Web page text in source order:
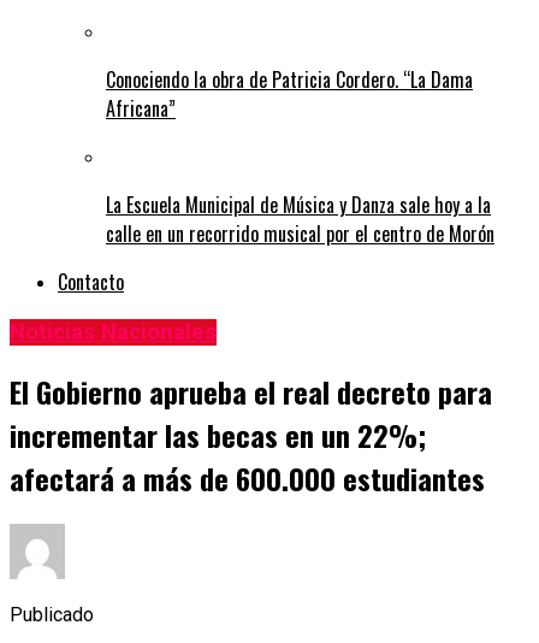
Conociendo la obra de Patricia Cordero. “La Dama
Africana”
La Escuela Municipal de Música y Danza sale hoy a la
calle en un recorrido musical por el centro de Morón
Contacto
Noticias Nacionales
El Gobierno aprueba el real decreto para
incrementar las becas en un 22%;
afectará a más de 600.000 estudiantes
Publicado